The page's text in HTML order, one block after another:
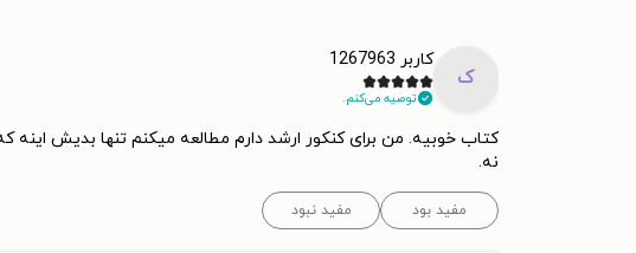
ک
کاربر 1267963
توصیه می‌کنم.
کتاب خوبیه. من برای کنکور ارشد دارم مطالعه میکنم تنها بدیش
نه.
مفید بود مفید نبود